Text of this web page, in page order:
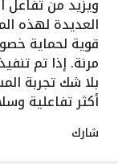
العديدة لهذه
قوية لحماية
مرنة. إذا تم
بلا شك تجربة
أكثر تفاعلية
شارك